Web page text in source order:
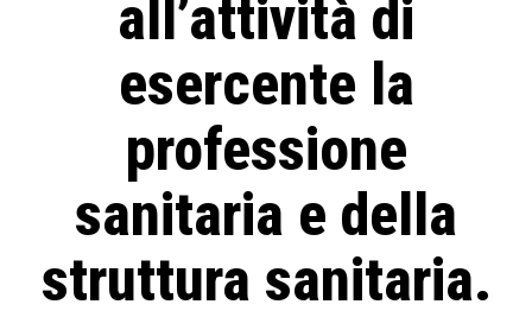
all’attività di
esercente la
professione
sanitaria e della
struttura sanitaria.